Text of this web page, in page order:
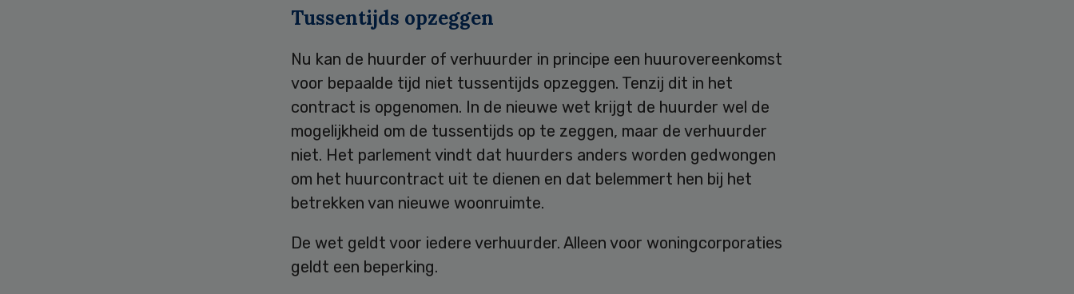
Tussentijds opzeggen
Nu kan de huurder of verhuurder in principe een huurovereenkomst
voor bepaalde tijd niet tussentijds opzeggen. Tenzij dit in het
contract is opgenomen. In de nieuwe wet krijgt de huurder wel de
mogelijkheid om de tussentijds op te zeggen, maar de verhuurder
niet. Het parlement vindt dat huurders anders worden gedwongen
om het huurcontract uit te dienen en dat belemmert hen bij het
betrekken van nieuwe woonruimte.
De wet geldt voor iedere verhuurder. Alleen voor woningcorporaties
geldt een beperking.